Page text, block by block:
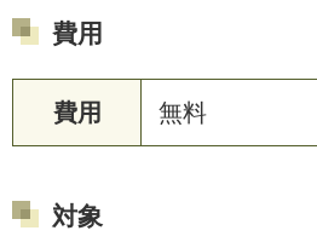
費用
費用 無料
対象